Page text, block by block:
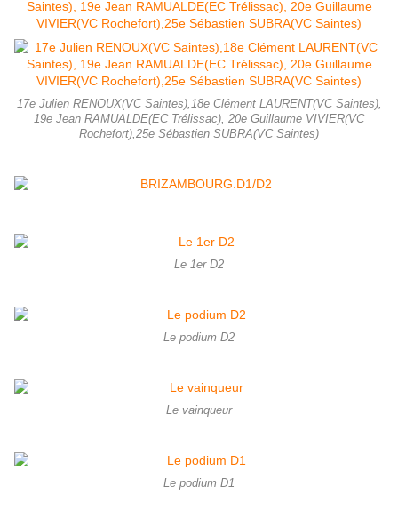
17e Julien RENOUX(VC Saintes),18e Clément LAURENT(VC Saintes),
19e Jean RAMUALDE(EC Trélissac), 20e Guillaume VIVIER(VC
Rochefort),25e Sébastien SUBRA(VC Saintes)
Le 1er D2
Le podium D2
Le vainqueur
Le podium D1